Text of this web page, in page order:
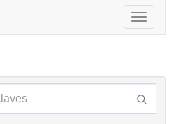
Alternar
navegación